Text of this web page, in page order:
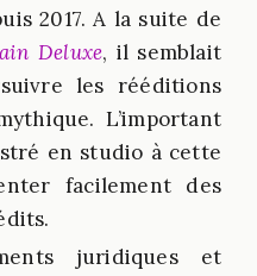
2017. A la suite de
Deluxe, il semblait
les rééditions
L’important
en studio à cette
facilement des
juridiques et